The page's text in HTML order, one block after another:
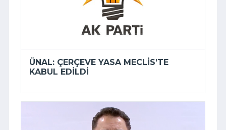
ÜNAL: ÇERÇEVE YASA MECLIS’TE
KABUL EDILDI